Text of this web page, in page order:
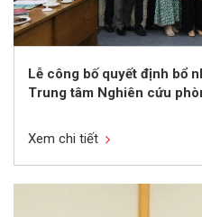
Lễ công bố quyết định bổ
Trung tâm Nghiên cứu
Xem chi tiết